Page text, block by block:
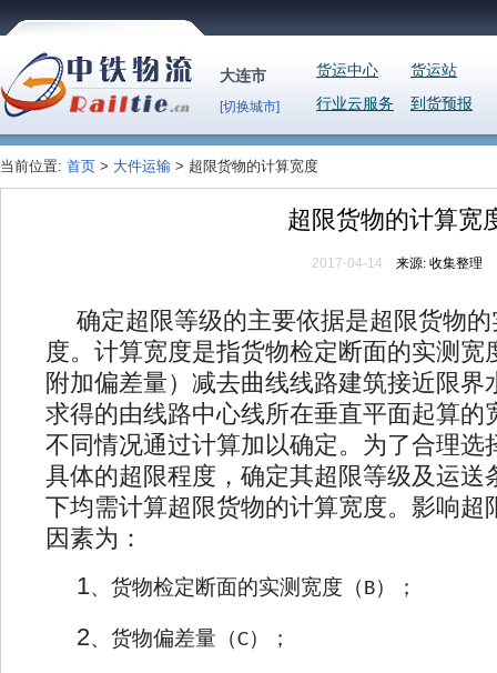
大连市
[切换城市]
货运站
货运中心
到货预报
行业云服务
当前位置: 首页 > 大件运输 > 超限货物的计算宽度
超限货物的计算宽
2017-04-14 来源: 收集整理
确定超限等级的主要依据是超限货物
度。计算宽度是指货物检定断面的实测宽
附加偏差量）减去曲线线路建筑接近限界
求得的由线路中心线所在垂直平面起算的
不同情况通过计算加以确定。为了合理选
具体的超限程度，确定其超限等级及运送
下均需计算超限货物的计算宽度。影响超
因素为：
1、货物检定断面的实测宽度（ B）；
2、货物偏差量（C）；